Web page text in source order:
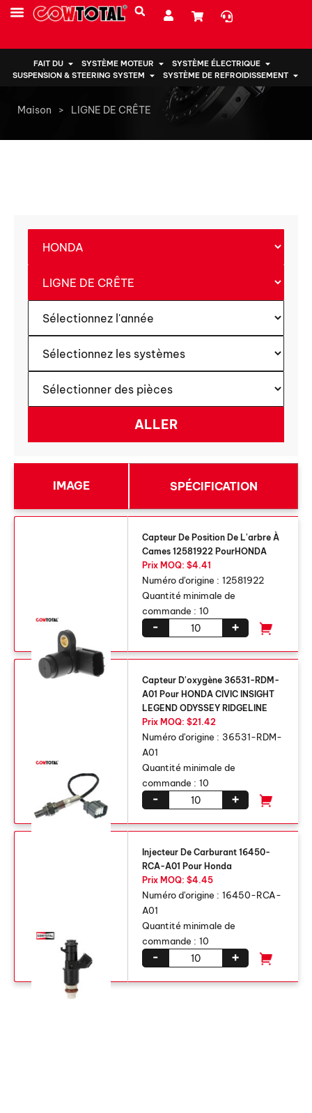
FAIT DU SYSTÈME MOTEUR
SYSTÈME ÉLECTRIQUE
SUSPENSION & STEERING SYSTEM
SYSTÈME DE REFROIDISSEMENT
Maison > LIGNE DE CRÊTE
IMAGE SPÉCIFICATION
Capteur De Position De L'arbre À
Cames 12581922 PourHONDA
Prix ​​MOQ: $4.41
Numéro d'origine : 12581922
Quantité minimale de
commande : 10
+
-
Capteur D'oxygène 36531-RDM-
A01 Pour HONDA CIVIC INSIGHT
LEGEND ODYSSEY RIDGELINE
Prix ​​MOQ: $21.42
Numéro d'origine : 36531-RDM-
A01
Quantité minimale de
commande : 10
+
-
Injecteur De Carburant 16450-
RCA-A01 Pour Honda
Prix ​​MOQ: $4.45
Numéro d'origine : 16450-RCA-
A01
Quantité minimale de
commande : 10
+
-